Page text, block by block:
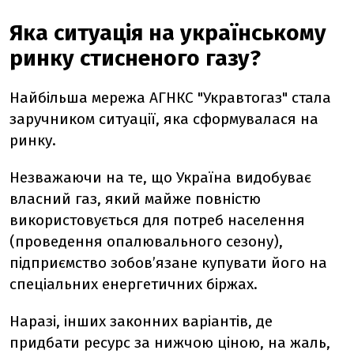
Яка ситуація на українському
ринку стисненого газу?
Найбільша мережа АГНКС "Укравтогаз" стала
заручником ситуації, яка сформувалася на
ринку.
Незважаючи на те, що Україна видобуває
власний газ, який майже повністю
використовується для потреб населення
(проведення опалювального сезону),
підприємство зобов’язане купувати його на
спеціальних енергетичних біржах.
Наразі, інших законних варіантів, де
придбати ресурс за нижчою ціною, на жаль,